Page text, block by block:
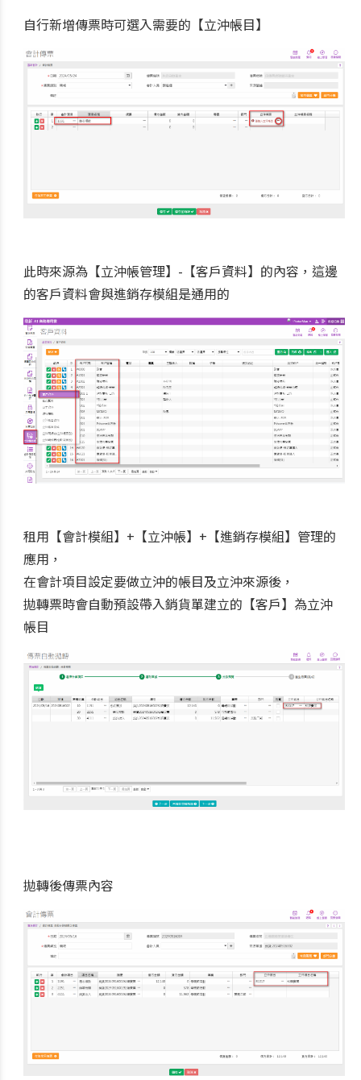
自行新增傳票時可選入需要的【立沖帳目】
此時來源為【立沖帳管理】-【客戶資料】的內容，這邊
的客戶資料會與進銷存模組是通用的
租用【會計模組】+【立沖帳】+【進銷存模組】管理的
應用，
在會計項目設定要做立沖的帳目及立沖來源後，
拋轉票時會自動預設帶入銷貨單建立的【客戶】為立沖
帳目
拋轉後傳票內容